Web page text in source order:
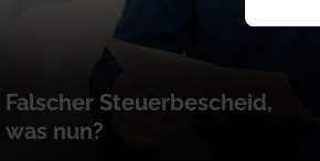
Falscher Steuerbescheid,
was nun?